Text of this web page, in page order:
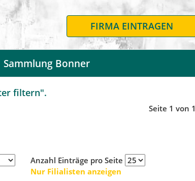
FIRMA EINTRAGEN
Sammlung Bonner
filtern".
Seite 1 von 1
Anzahl Einträge pro Seite
Nur Filialisten anzeigen